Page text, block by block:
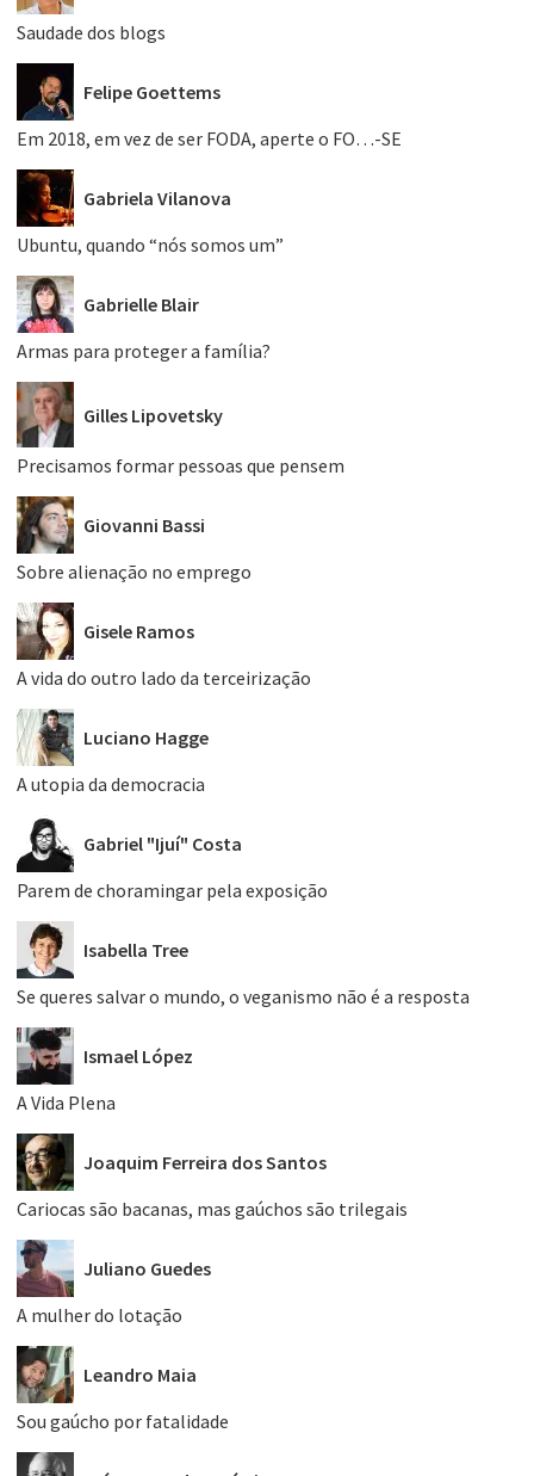
Saudade dos blogs
Felipe Goettems
Em 2018, em vez de ser FODA, aperte o FO…-SE
Gabriela Vilanova
Ubuntu, quando “nós somos um”
Gabrielle Blair
Armas para proteger a família?
Gilles Lipovetsky
Precisamos formar pessoas que pensem
Giovanni Bassi
Sobre alienação no emprego
Gisele Ramos
A vida do outro lado da terceirização
Luciano Hagge
A utopia da democracia
Gabriel "Ijuí" Costa
Parem de choramingar pela exposição
Isabella Tree
Se queres salvar o mundo, o veganismo não é a resposta
Ismael López
A Vida Plena
Joaquim Ferreira dos Santos
Cariocas são bacanas, mas gaúchos são trilegais
Juliano Guedes
A mulher do lotação
Leandro Maia
Sou gaúcho por fatalidade